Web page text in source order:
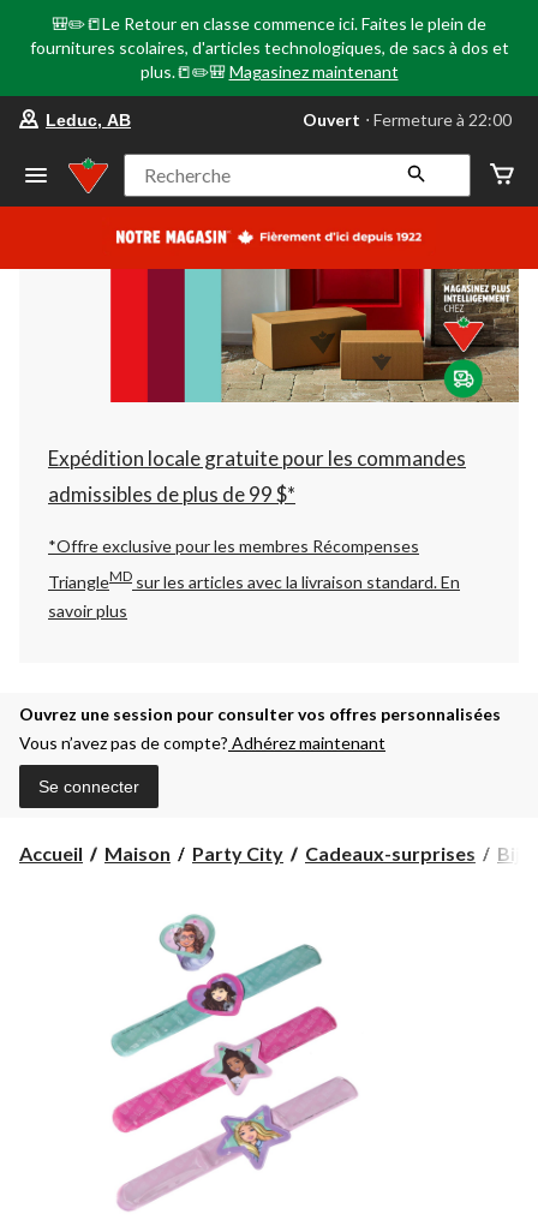
🎒✏️📒Le Retour en classe commence ici. Faites le plein de
fournitures scolaires, d'articles technologiques, de sacs à dos et
plus.📒✏️🎒 Magasinez maintenant
votre
préféré
Leduc,
AB,
courament
Fermeture
à
22:00
cliquer
pour
changer
Leduc, AB Ouvert ⋅ Fermeture à 22:00
Recherche
Expédition locale gratuite pour les commandes
admissibles de plus de 99 $*
*Offre exclusive pour les membres Récompenses
TriangleMD sur les articles avec la livraison standard.En
savoir plus
Ouvrez une session pour consulter vos offres personnalisées
Vous n’avez pas de compte? Adhérez maintenant
Se connecter
Accueil Maison Party City Cadeaux-surprises